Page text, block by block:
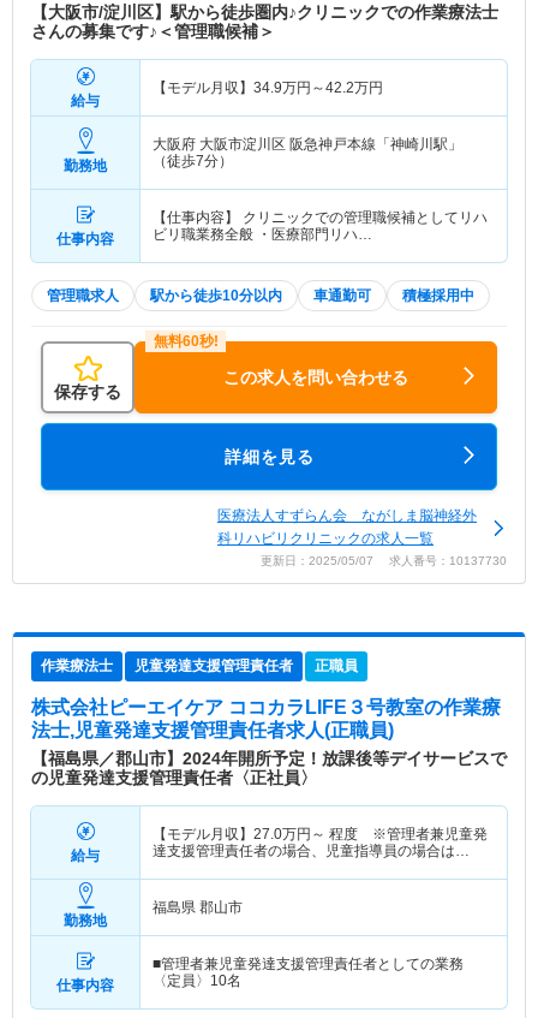
【大阪市/淀川区】駅から徒歩圏内♪クリニックでの作業療法士
さんの募集です♪＜管理職候補＞
給与
【モデル月収】 34.9万円～42.2万円
勤務地
大阪府 大阪市淀川区 阪急神戸本線「神崎川駅」
（徒歩7分）
仕事内容
【仕事内容】 クリニックでの管理職候補としてリハ
ビリ職業務全般 ・医療部門リハ…
管理職求人 駅から徒歩10分以内 車通勤可 積極採用中
保存する
この求人を問い合わせる
詳細を見る
医療法人すずらん会 ながしま脳神経外
科リハビリクリニックの求人一覧
更新日：2025/05/07 求人番号：10137730
作業療法士 児童発達支援管理責任者 正職員
株式会社ピーエイケア ココカラLIFE３号教室の作業療
法士,児童発達支援管理責任者求人(正職員)
【福島県／郡山市】2024年開所予定！放課後等デイサービスで
の児童発達支援管理責任者〈正社員〉
給与
【モデル月収】 27.0万円～ 程度 ※管理者兼児童発
達支援管理責任者の場合、児童指導員の場合は
勤務地
福島県 郡山市
仕事内容
■管理者兼児童発達支援管理責任者としての業務
〈定員〉10名